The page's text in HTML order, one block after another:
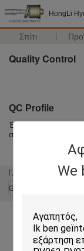
HongLi
Σπίτι
We
Quality Control
QC Profile
Έχουμε μια
σειράς σύμφωνα με
Γλώσσα αλλαγής
Greek
Σπίτι|Περίπου εμείς